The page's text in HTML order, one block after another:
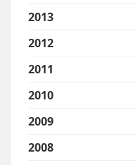
2013
2012
2011
2010
2009
2008